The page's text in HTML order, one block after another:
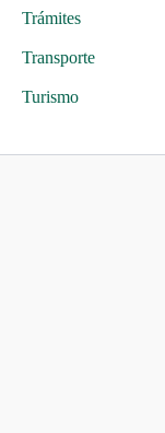
Trámites
Transporte
Turismo